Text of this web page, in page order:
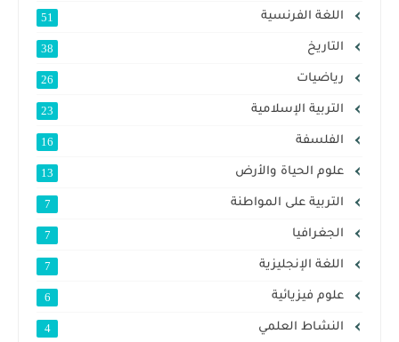
اللغة الفرنسية 51
التاريخ 38
رياضيات 26
التربية الإسلامية 23
الفلسفة 16
علوم الحياة والأرض 13
التربية على المواطنة 7
الجغرافيا 7
اللغة الإنجليزية 7
علوم فيزيائية 6
النشاط العلمي 4